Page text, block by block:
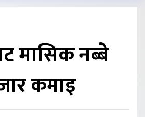
मासिक नब्बे
कमाइ